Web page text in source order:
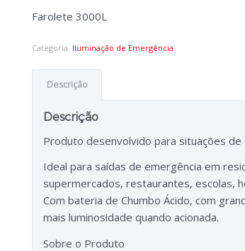
Farolete 3000L
Categoria: Iluminação de Emergência
Descrição
Descrição
Produto desenvolvido para situações
Ideal para saídas de emergência em
supermercados, restaurantes, escolas,
Com bateria de Chumbo Ácido, com
mais luminosidade quando acionada.
Sobre o Produto